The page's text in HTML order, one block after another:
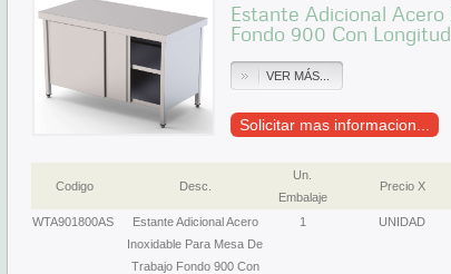
Estante Adicional
Fondo 900 Con
VER MÁS...
Solicitar mas informacion...
Codigo Desc.
Un.
Embalaje
Precio X
WTA901800AS
Estante Adicional Acero
Inoxidable Para Mesa De
Trabajo Fondo 900 Con
1 UNIDAD